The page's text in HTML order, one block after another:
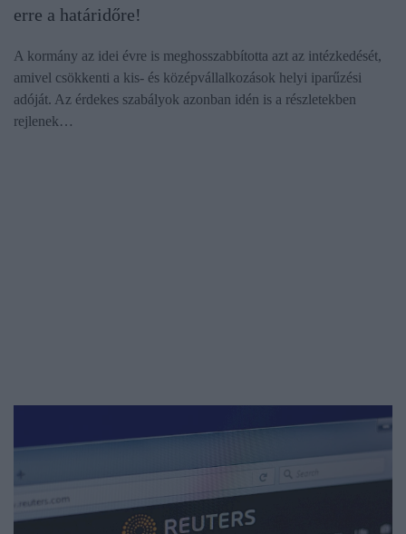
erre a határidőre!
A kormány az idei évre is meghosszabbította azt az intézkedését,
amivel csökkenti a kis- és középvállalkozások helyi iparűzési
adóját. Az érdekes szabályok azonban idén is a részletekben
rejlenek…